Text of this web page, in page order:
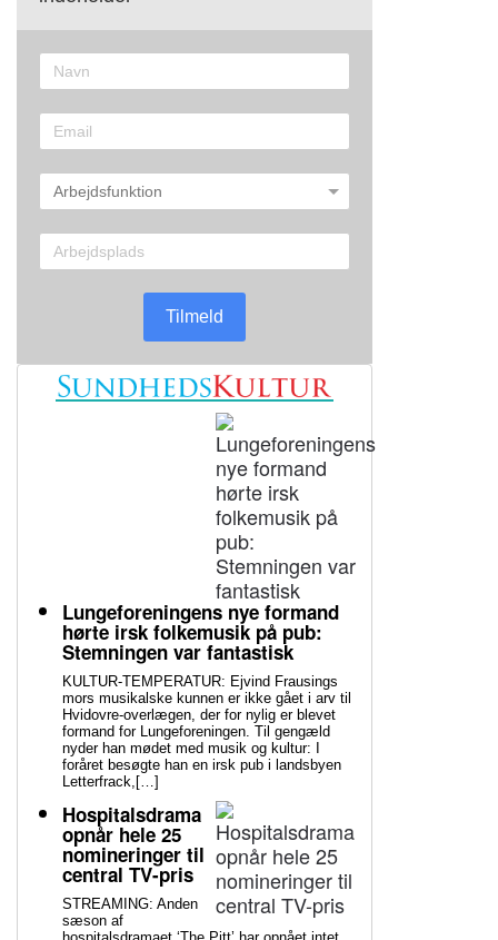
Tilmeld
Lungeforeningens nye formand
hørte irsk folkemusik på pub:
Stemningen var fantastisk
KULTUR-TEMPERATUR: Ejvind Frausings
mors musikalske kunnen er ikke gået i arv til
Hvidovre-overlægen, der for nylig er blevet
formand for Lungeforeningen. Til gengæld
nyder han mødet med musik og kultur: I
foråret besøgte han en irsk pub i landsbyen
Letterfrack,[…]
Hospitalsdrama
opnår hele 25
nomineringer til
central TV-pris
STREAMING: Anden
sæson af